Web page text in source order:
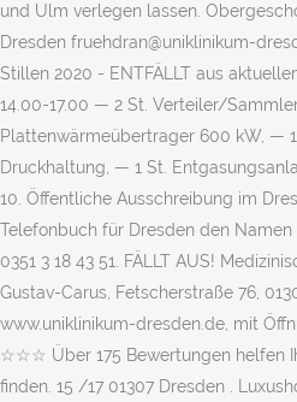
und Ulm verlegen lassen.
Dresden fruehdran@uniklinikum-
Stillen 2020 - ENTFÄLLT aus
14.00-17.00 — 2 St. Verteiler/
Plattenwärmeübertrager 600 kW, —
Druckhaltung, — 1 St.
10. Öffentliche Ausschreibung im
Telefonbuch für Dresden den Namen
0351 3 18 43 51. FÄLLT AUS!
Gustav-Carus, Fetscherstraße 76,
www.uniklinikum-dresden.de, mit
☆☆☆ Über 175 Bewertungen helfen
finden. 15 /17 01307 Dresden .